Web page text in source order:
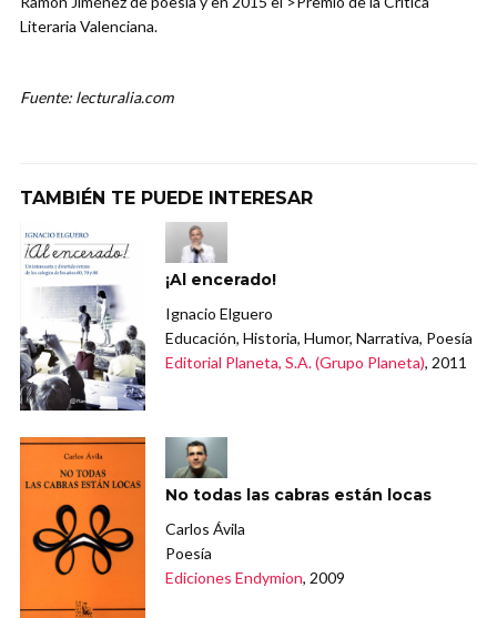
Literaria Valenciana.
Fuente: lecturalia.com
TAMBIÉN TE PUEDE INTERESAR
¡Al encerado!
Ignacio Elguero
Educación, Historia, Humor, Narrativa, Poesía
Editorial Planeta, S.A. (Grupo Planeta), 2011
No todas las cabras están locas
Carlos Ávila
Poesía
Ediciones Endymion, 2009